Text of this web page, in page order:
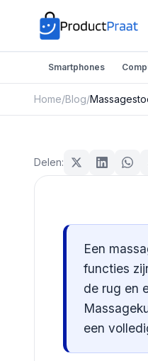
Smartphones
Home/Blog/
Delen:
Een
functies
de rug en
een